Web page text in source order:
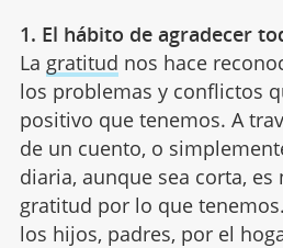
1. El hábito de agradecer
La gratitud nos hace
los problemas y conflictos
positivo que tenemos. A
de un cuento, o
diaria, aunque sea corta, es
gratitud por lo que
los hijos, padres, por el